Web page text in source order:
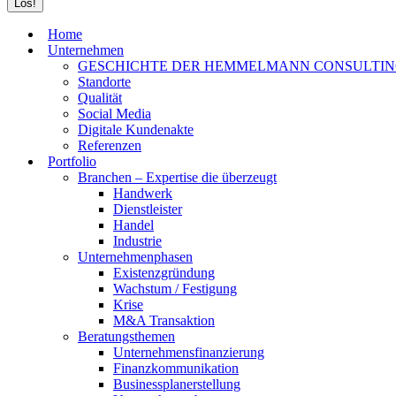
Home
Unternehmen
GESCHICHTE DER HEMMELMANN
Standorte
Qualität
Social Media
Digitale Kundenakte
Referenzen
Portfolio
Branchen – Expertise die überzeugt
Handwerk
Dienstleister
Handel
Industrie
Unternehmenphasen
Existenzgründung
Wachstum / Festigung
Krise
M&A Transaktion
Beratungsthemen
Unternehmensfinanzierung
Finanzkommunikation
Businessplanerstellung